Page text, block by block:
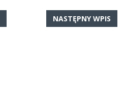
NASTĘPNY WPIS